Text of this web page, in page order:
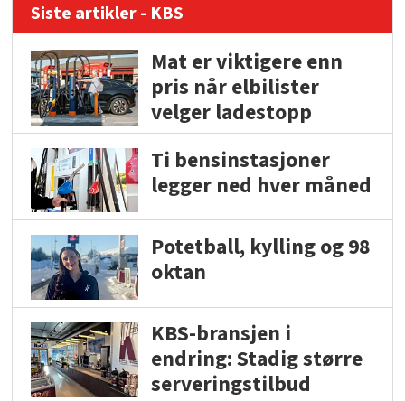
Siste artikler - KBS
Mat er viktigere enn
pris når elbilister
velger ladestopp
Ti bensinstasjoner
legger ned hver måned
Potetball, kylling og 98
oktan
KBS-bransjen i
endring: Stadig større
serveringstilbud